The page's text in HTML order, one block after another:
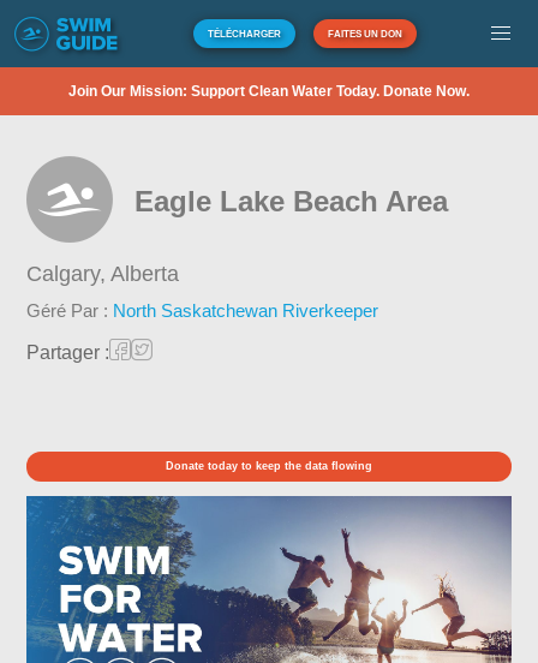
TÉLÉCHARGER FAITES UN DON
Join Our Mission: Support Clean Water Today. Donate Now.
Eagle Lake Beach Area
Calgary,Alberta
Géré Par : North Saskatchewan Riverkeeper
Partager :
Donate today to keep the data flowing